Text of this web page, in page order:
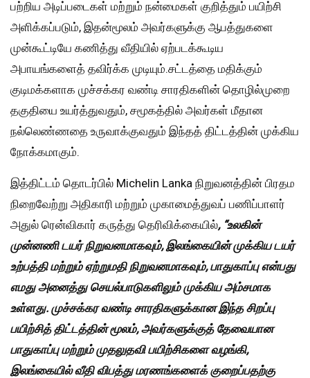
பற்றிய அடிப்படைகள் மற்றும் நன்மைகள் குறித்தும் பயிற்சி
அளிக்கப்படும், இதன்மூலம் அவர்களுக்கு ஆபத்துகளை
முன்கூட்டியே கணித்து வீதியில் ஏற்படக்கூடிய
அபாயங்களைத் தவிர்க்க முடியும்.சட்டத்தை மதிக்கும்
குடிமக்களாக முச்சக்கர வண்டி சாரதிகளின் தொழில்முறை
தகுதியை உயர்த்துவதும், சமூகத்தில் அவர்கள் மீதான
நல்லெண்ணதை உருவாக்குவதும் இந்தத் திட்டத்தின் முக்கிய
நோக்கமாகும்.
இத்திட்டம் தொடர்பில் Michelin Lanka நிறுவனத்தின் பிரதம
நிறைவேற்று அதிகாரி மற்றும் முகாமைத்துவப் பணிப்பாளர்
அதுல் ரென்விகார் கருத்து தெரிவிக்கையில், “உலகின்
முன்னணி டயர் நிறுவனமாகவும்,இலங்கையின் முக்கிய டயர்
உற்பத்தி மற்றும் ஏற்றுமதி நிறுவனமாகவும்,பாதுகாப்பு என்பது
எமது அனைத்து செயல்பாடுகளிலும் முக்கிய அம்சமாக
உள்ளது. முச்சக்கர வண்டி சாரதிகளுக்கான இந்த சிறப்பு
பயிற்சித் திட்டத்தின் மூலம்,அவர்களுக்குத் தேவையான
பாதுகாப்பு மற்றும் முதலுதவி பயிற்சிகளை வழங்கி,
இலங்கையில் வீதி விபத்து மரணங்களைக் குறைப்பதற்கு